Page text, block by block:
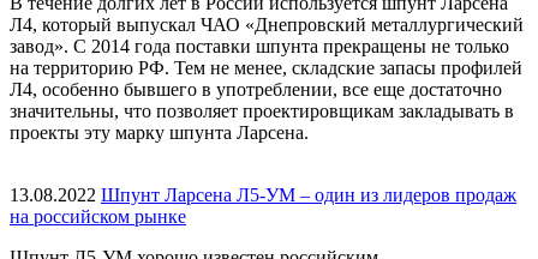
Л4, который выпускал ЧАО «Днепровский металлургический
завод». С 2014 года поставки шпунта прекращены не только
на территорию РФ. Тем не менее, складские запасы профилей
Л4, особенно бывшего в употреблении, все еще достаточно
значительны, что позволяет проектировщикам закладывать в
проекты эту марку шпунта Ларсена.
13.08.2022 Шпунт Ларсена Л5-УМ – один из лидеров продаж
на российском рынке